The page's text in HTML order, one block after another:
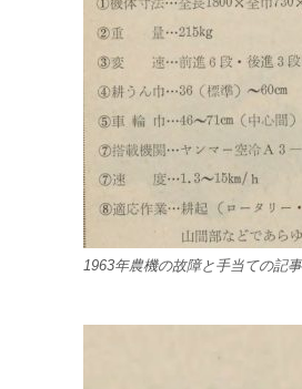
1963年農機の故障と手当ての記